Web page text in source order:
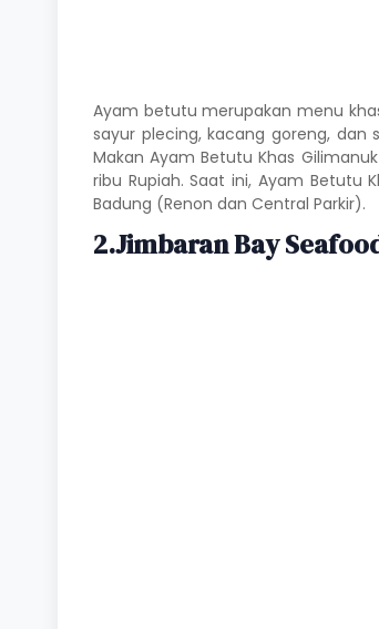
Ayam betutu merupakan menu
sayur plecing, kacang goreng, dan
Makan Ayam Betutu Khas
ribu Rupiah. Saat ini, Ayam Betutu
Badung (Renon dan Central Parkir).
2.Jimbaran Bay